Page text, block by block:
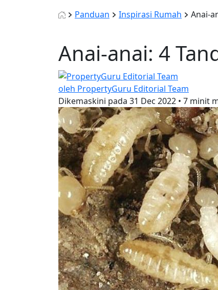
Panduan
Inspirasi Rumah Anai-
Anai-anai: 4
oleh PropertyGuru Editorial Team
Dikemaskini pada 31 Dec 2022 • 7 minit